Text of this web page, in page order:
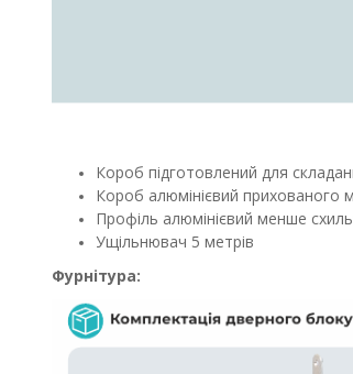
Короб підготовлений для
Короб алюмінієвий прихованого
Профіль алюмінієвий менше
Ущільнювач 5 метрів
Фурнітура: